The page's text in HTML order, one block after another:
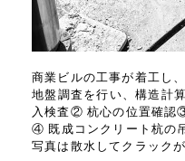
商業ビルの工事が着工し
地盤調査を行い、構造計
入検査② 杭心の位置確認
④ 既成コンクリート杭の
写真は散水してクラック